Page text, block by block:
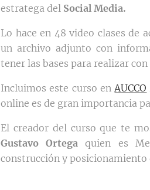
estratega del Social Media.
Lo hace en 48 video clases de
un archivo adjunto con
tener las bases para realizar
Incluimos este curso enAUCCO
online es de gran importancia
El creador del curso que te
Gustavo Ortega quien es
construcción y posicionamiento